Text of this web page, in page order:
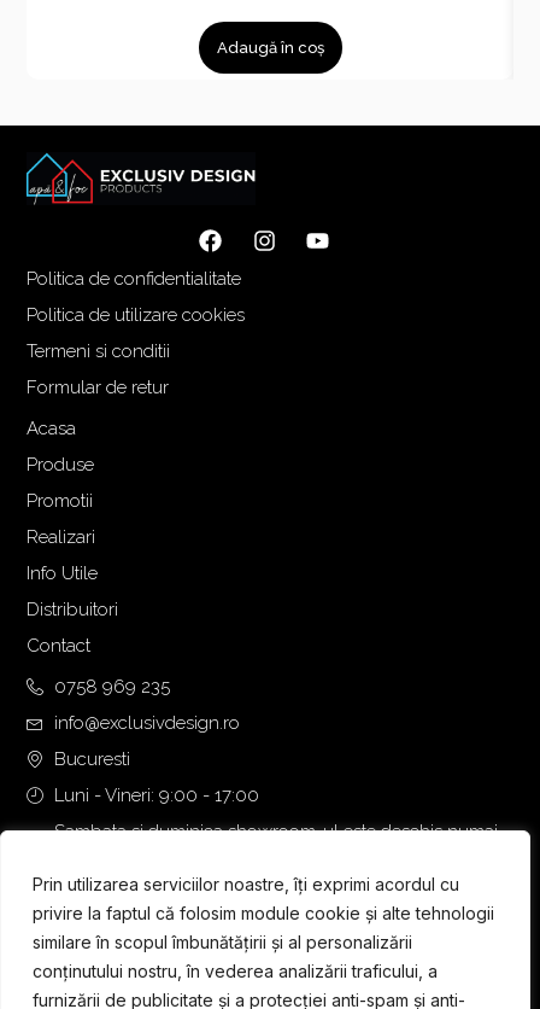
Prin utilizarea serviciilor noastre, îți exprimi acordul cu
privire la faptul că folosim module cookie și alte tehnologii
similare în scopul îmbunătățirii și al personalizării
conținutului nostru, în vederea analizării traficului, a
furnizării de publicitate și a protecției anti-spam și anti-
Adaugă în coș
Politica de confidentialitate
Politica de utilizare cookies
Termeni si conditii
Formular de retur
Acasa
Produse
Promotii
Realizari
Info Utile
Distribuitori
Contact
0758 969 235
info@exclusivdesign.ro
Bucuresti
Luni - Vineri: 9:00 - 17:00
Sambata si duminica showroom-ul este deschis numai